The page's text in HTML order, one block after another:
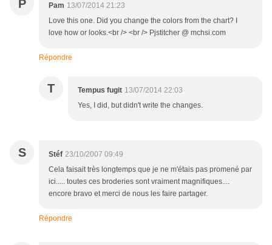
P Pam 13/07/2014 21:23
Love this one. Did you change the colors from the chart? I
love how or looks.<br /> <br /> Pjstitcher @ mchsi.com
Répondre
T Tempus fugit 13/07/2014 22:03
Yes, I did, but didn't write the changes.
S Stéf 23/10/2007 09:49
Cela faisait très longtemps que je ne m'étais pas promené par
ici..... toutes ces broderies sont vraiment magnifiques....
encore bravo et merci de nous les faire partager.
Répondre